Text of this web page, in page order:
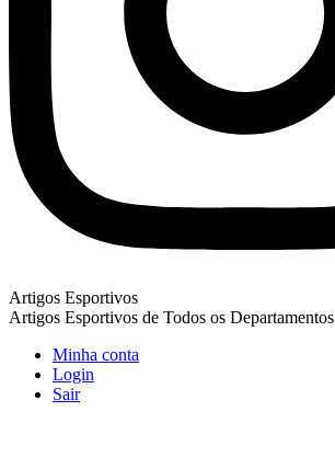
Artigos Esportivos
Artigos Esportivos de Todos os Departamentos
Minha conta
Login
Sair